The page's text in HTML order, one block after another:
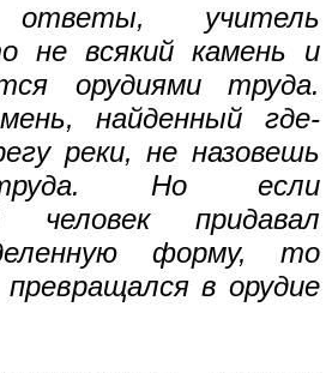
ответы, учитель
не всякий камень и
орудиями труда.
найденный где-
реки, не назовешь
Но если
человек придавал
форму, то
в орудие